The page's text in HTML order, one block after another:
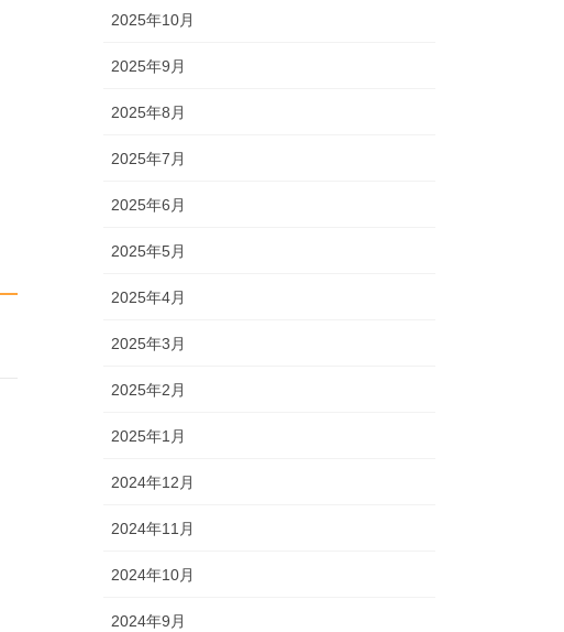
2025年10月
2025年9月
2025年8月
2025年7月
2025年6月
2025年5月
2025年4月
2025年3月
2025年2月
2025年1月
2024年12月
2024年11月
2024年10月
2024年9月